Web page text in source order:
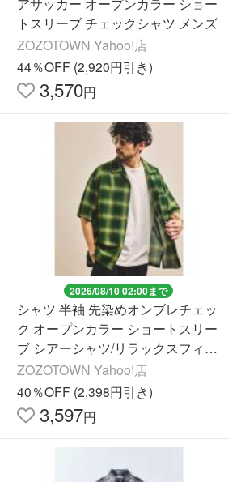
トスリーブ チェックシャツ メンズ
ZOZOTOWN Yahoo!店
44％OFF (2,920円引き)
3,570円
2026/08/10 02:00まで
シャツ 半袖 先染めオンブレチェッ
ク オープンカラー ショートスリー
ブ シアーシャツ/リラックスフィッ
ト メンズ
ZOZOTOWN Yahoo!店
40％OFF (2,398円引き)
3,597円